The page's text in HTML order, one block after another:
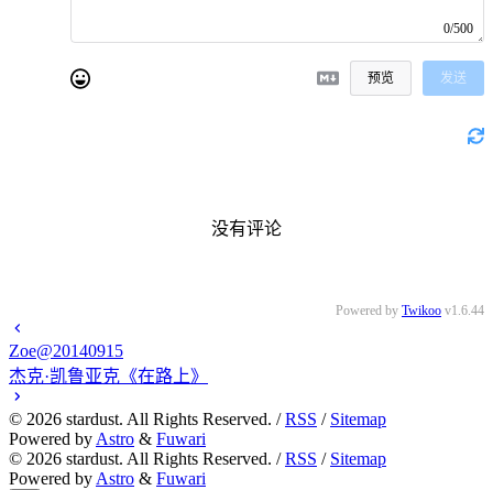
0/500
预览 发送
没有评论
Powered by Twikoo v1.6.44
Zoe@20140915
杰克·凯鲁亚克《在路上》
© 2026 stardust. All Rights Reserved. /RSS / Sitemap
Powered by Astro & Fuwari
© 2026 stardust. All Rights Reserved. /RSS / Sitemap
Powered by Astro & Fuwari